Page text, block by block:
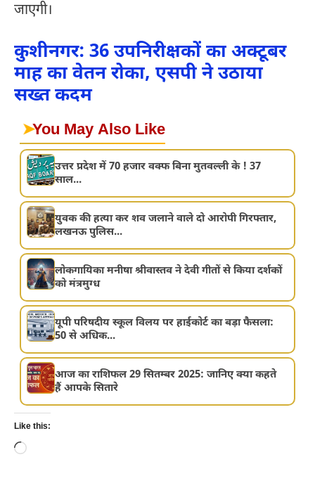
जाएगी।
कुशीनगर: 36 उपनिरीक्षकों का अक्टूबर
माह का वेतन रोका, एसपी ने उठाया
सख्त कदम
➤You May Also Like
उत्तर प्रदेश में 70 हजार वक्फ बिना मुतवल्ली के ! 37
साल...
युवक की हत्या कर शव जलाने वाले दो आरोपी गिरफ्तार,
लखनऊ पुलिस...
लोकगायिका मनीषा श्रीवास्तव ने देवी गीतों से किया दर्शकों
को मंत्रमुग्ध
यूपी परिषदीय स्कूल विलय पर हाईकोर्ट का बड़ा फैसला:
50 से अधिक...
आज का राशिफल 29 सितम्बर 2025: जानिए क्या कहते
हैं आपके सितारे
Like this:
Loading…